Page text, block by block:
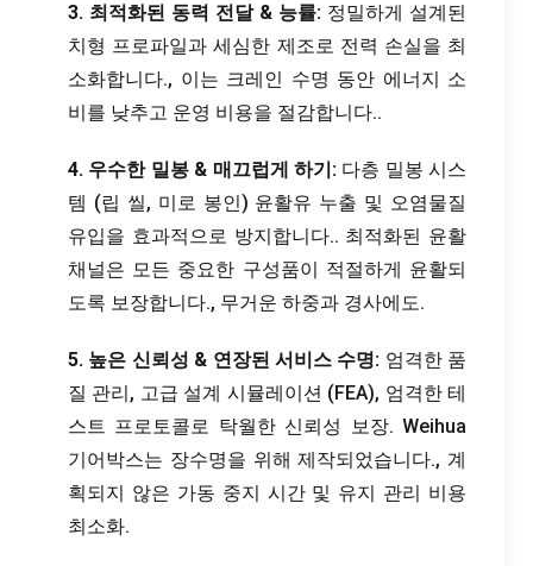
3. 최적화된 동력 전달 & 능률: 정밀하게 설계된
치형 프로파일과 세심한 제조로 전력 손실을 최
소화합니다., 이는 크레인 수명 동안 에너지 소
비를 낮추고 운영 비용을 절감합니다..
4. 우수한 밀봉 & 매끄럽게 하기:다층 밀봉 시스
템 (립 씰, 미로 봉인) 윤활유 누출 및 오염물질
유입을 효과적으로 방지합니다.. 최적화된 윤활
채널은 모든 중요한 구성품이 적절하게 윤활되
도록 보장합니다., 무거운 하중과 경사에도.
5. 높은 신뢰성 & 연장된 서비스 수명: 엄격한 품
질 관리, 고급 설계 시뮬레이션 (FEA), 엄격한 테
스트 프로토콜로 탁월한 신뢰성 보장. Weihua
기어박스는 장수명을 위해 제작되었습니다., 계
획되지 않은 가동 중지 시간 및 유지 관리 비용
최소화.